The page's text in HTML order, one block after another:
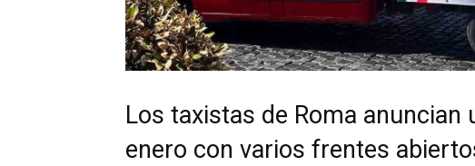
Los taxistas de Roma anuncian
enero con varios frentes